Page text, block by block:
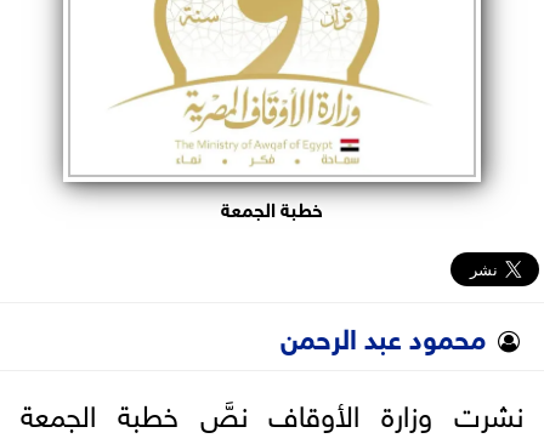
خطبة الجمعة
محمود عبد الرحمن
نشرت وزارة الأوقاف نصَّ خطبة الجمعة